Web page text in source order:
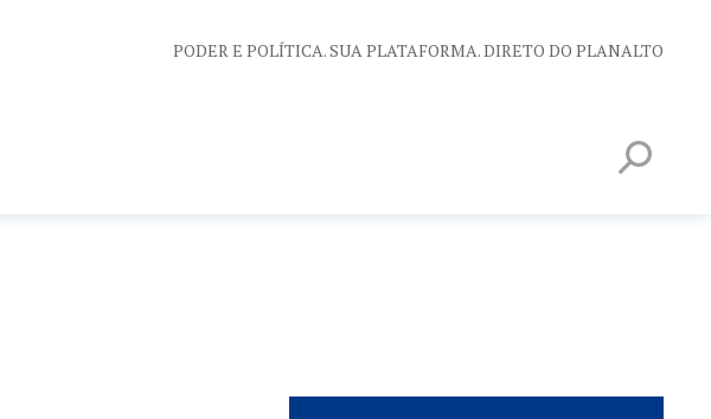
PODER E POLÍTICA. SUA PLATAFORMA. DIRETO DO PLANALTO